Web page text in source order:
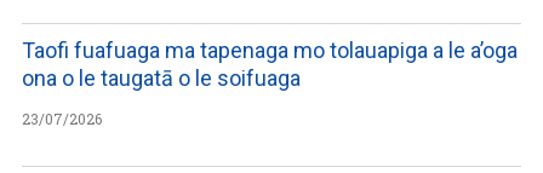
Taofi fuafuaga ma tapenaga mo tolauapiga a le a’oga
ona o le taugatā o le soifuaga
23/07/2026